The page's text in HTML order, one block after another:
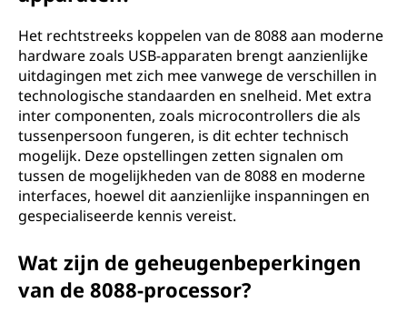
Het rechtstreeks koppelen van de 8088 aan moderne
hardware zoals USB-apparaten brengt aanzienlijke
uitdagingen met zich mee vanwege de verschillen in
technologische standaarden en snelheid. Met extra
inter componenten, zoals microcontrollers die als
tussenpersoon fungeren, is dit echter technisch
mogelijk. Deze opstellingen zetten signalen om
tussen de mogelijkheden van de 8088 en moderne
interfaces, hoewel dit aanzienlijke inspanningen en
gespecialiseerde kennis vereist.
Wat zijn de geheugenbeperkingen
van de 8088-processor?